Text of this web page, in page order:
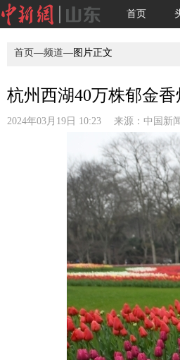
首页
首页—频道—图片正文
杭州西湖40万株郁金
2024年03月19日 10:23 来源： 中国新